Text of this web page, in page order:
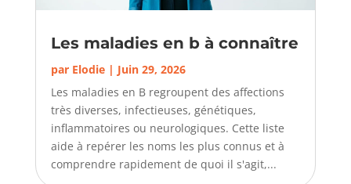
Les maladies en b à connaître
par Elodie| Juin 29, 2026
Les maladies en B regroupent des affections
très diverses, infectieuses, génétiques,
inflammatoires ou neurologiques. Cette liste
aide à repérer les noms les plus connus et à
comprendre rapidement de quoi il s'agit,...